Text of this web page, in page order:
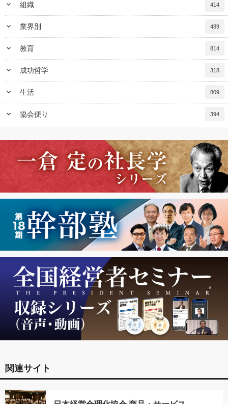
keyboard_arrow_down 組織 414
keyboard_arrow_down 業界別 489
keyboard_arrow_down 教育 814
keyboard_arrow_down 成功哲学 318
keyboard_arrow_down 生活 809
keyboard_arrow_down 協会便り 394
関連サイト